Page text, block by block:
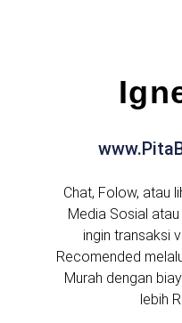
Chat, Folow, atau
Media Sosial
ingin transaksi
Recomended
Murah dengan
lebih